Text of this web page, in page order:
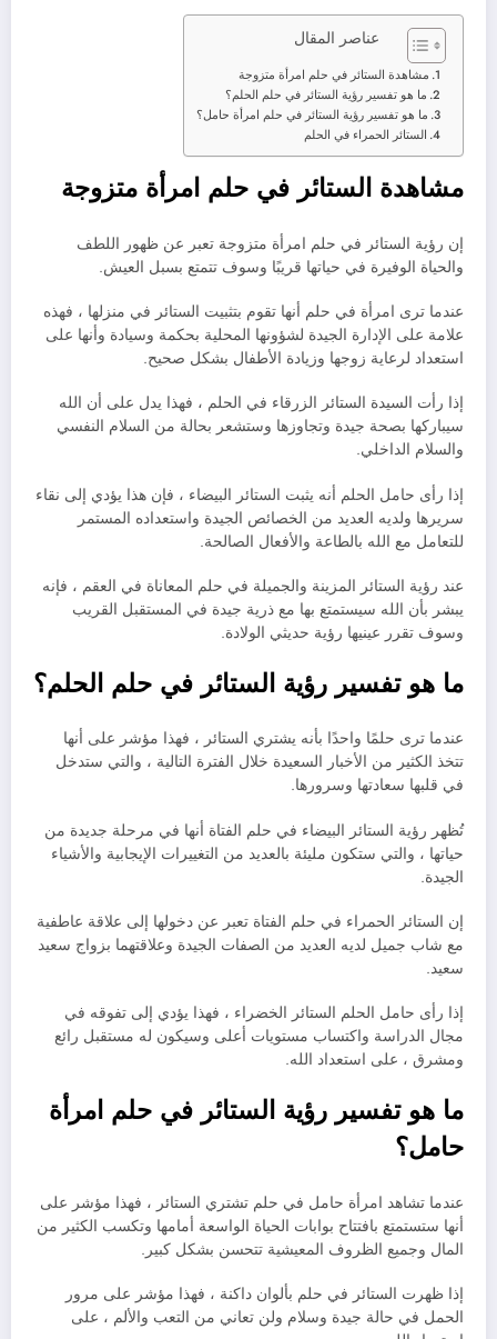
عناصر المقال
مشاهدة الستائر في حلم امرأة متزوجة
ما هو تفسير رؤية الستائر في حلم الحلم؟
ما هو تفسير رؤية الستائر في حلم امرأة حامل؟
الستائر الحمراء في الحلم
مشاهدة الستائر في حلم امرأة متزوجة
إن رؤية الستائر في حلم امرأة متزوجة تعبر عن ظهور اللطف
والحياة الوفيرة في حياتها قريبًا وسوف تتمتع بسبل العيش.
عندما ترى امرأة في حلم أنها تقوم بتثبيت الستائر في منزلها ، فهذه
علامة على الإدارة الجيدة لشؤونها المحلية بحكمة وسيادة وأنها على
استعداد لرعاية زوجها وزيادة الأطفال بشكل صحيح.
إذا رأت السيدة الستائر الزرقاء في الحلم ، فهذا يدل على أن الله
سيباركها بصحة جيدة وتجاوزها وستشعر بحالة من السلام النفسي
والسلام الداخلي.
إذا رأى حامل الحلم أنه يثبت الستائر البيضاء ، فإن هذا يؤدي إلى نقاء
سريرها ولديه العديد من الخصائص الجيدة واستعداده المستمر
للتعامل مع الله بالطاعة والأفعال الصالحة.
عند رؤية الستائر المزينة والجميلة في حلم المعاناة في العقم ، فإنه
يبشر بأن الله سيستمتع بها مع ذرية جيدة في المستقبل القريب
وسوف تقرر عينيها رؤية حديثي الولادة.
ما هو تفسير رؤية الستائر في حلم الحلم؟
عندما ترى حلمًا واحدًا بأنه يشتري الستائر ، فهذا مؤشر على أنها
تتخذ الكثير من الأخبار السعيدة خلال الفترة التالية ، والتي ستدخل
في قلبها سعادتها وسرورها.
تُظهر رؤية الستائر البيضاء في حلم الفتاة أنها في مرحلة جديدة من
حياتها ، والتي ستكون مليئة بالعديد من التغييرات الإيجابية والأشياء
الجيدة.
إن الستائر الحمراء في حلم الفتاة تعبر عن دخولها إلى علاقة عاطفية
مع شاب جميل لديه العديد من الصفات الجيدة وعلاقتهما بزواج سعيد
سعيد.
إذا رأى حامل الحلم الستائر الخضراء ، فهذا يؤدي إلى تفوقه في
مجال الدراسة واكتساب مستويات أعلى وسيكون له مستقبل رائع
ومشرق ، على استعداد الله.
ما هو تفسير رؤية الستائر في حلم امرأة
حامل؟
عندما تشاهد امرأة حامل في حلم تشتري الستائر ، فهذا مؤشر على
أنها ستستمتع بافتتاح بوابات الحياة الواسعة أمامها وتكسب الكثير من
المال وجميع الظروف المعيشية تتحسن بشكل كبير.
إذا ظهرت الستائر في حلم بألوان داكنة ، فهذا مؤشر على مرور
الحمل في حالة جيدة وسلام ولن تعاني من التعب والألم ، على